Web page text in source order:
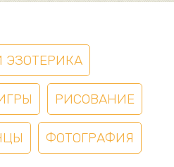
ЭЗОТЕРИКА
РИСОВАНИЕ
ФОТОГРАФИЯ